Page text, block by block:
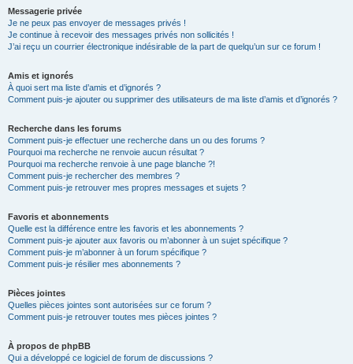
Messagerie privée
Je ne peux pas envoyer de messages privés !
Je continue à recevoir des messages privés non sollicités !
J’ai reçu un courrier électronique indésirable de la part de quelqu’un sur ce forum !
Amis et ignorés
À quoi sert ma liste d’amis et d’ignorés ?
Comment puis-je ajouter ou supprimer des utilisateurs de ma liste d’amis et d’ignorés ?
Recherche dans les forums
Comment puis-je effectuer une recherche dans un ou des forums ?
Pourquoi ma recherche ne renvoie aucun résultat ?
Pourquoi ma recherche renvoie à une page blanche ?!
Comment puis-je rechercher des membres ?
Comment puis-je retrouver mes propres messages et sujets ?
Favoris et abonnements
Quelle est la différence entre les favoris et les abonnements ?
Comment puis-je ajouter aux favoris ou m’abonner à un sujet spécifique ?
Comment puis-je m’abonner à un forum spécifique ?
Comment puis-je résilier mes abonnements ?
Pièces jointes
Quelles pièces jointes sont autorisées sur ce forum ?
Comment puis-je retrouver toutes mes pièces jointes ?
À propos de phpBB
Qui a développé ce logiciel de forum de discussions ?